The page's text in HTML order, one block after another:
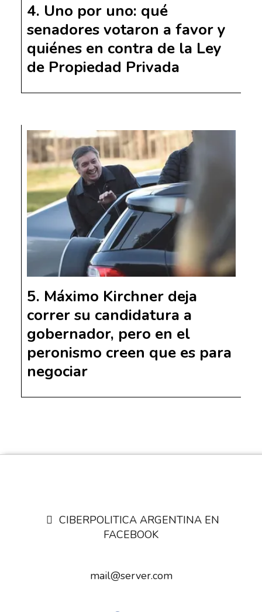
Uno por uno: qué
senadores votaron a favor y
quiénes en contra de la Ley
de Propiedad Privada
Máximo Kirchner deja
correr su candidatura a
gobernador, pero en el
peronismo creen que es para
negociar
CIBERPOLITICA ARGENTINA EN
FACEBOOK
mail@server.com